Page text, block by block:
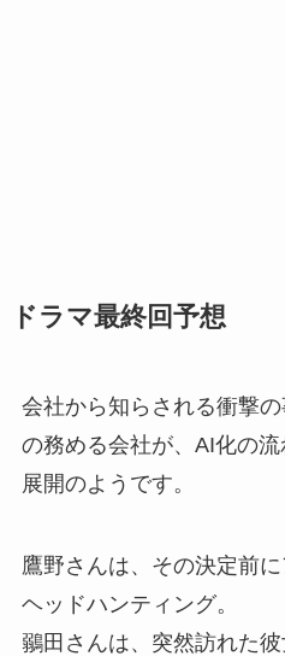
ドラマ最終回予想
会社から知らされる衝撃
の務める会社が、AI化の
展開のようです。
鷹野さんは、その決定前
ヘッドハンティング。
鶸田さんは、突然訪れた